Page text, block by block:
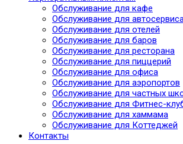
Обслуживание для кафе
Обслуживание для
Обслуживание для отелей
Обслуживание для баров
Обслуживание для ресторана
Обслуживание для пиццерий
Обслуживание для офиса
Обслуживание для аэропортов
Обслуживание для частных
Обслуживание для Фитнес-
Обслуживание для хаммама
Обслуживание для Коттеджей
Контакты